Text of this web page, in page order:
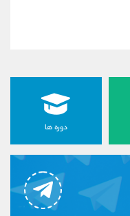
دوره ها